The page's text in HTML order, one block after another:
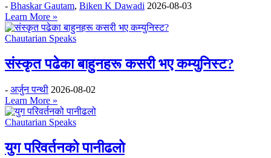
- Bhaskar Gautam, Biken K Dawadi 2026-08-03
Learn More »
Chautarian Speaks
संस्कृत पढेका बाहुनहरू कसरी भए कम्युनिस्ट?
- अर्जुन पन्थी 2026-08-02
Learn More »
Chautarian Speaks
युग परिवर्तनको पानीढलो